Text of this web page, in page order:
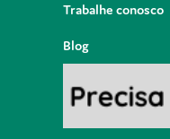
Trabalhe conosco
Blog